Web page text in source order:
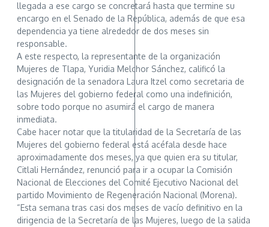
llegada a ese cargo se concretará hasta que termine su
encargo en el Senado de la República, además de que esa
dependencia ya tiene alrededor de dos meses sin
responsable.
A este respecto, la representante de la organización
Mujeres de Tlapa, Yuridia Melchor Sánchez, calificó la
designación de la senadora Laura Itzel como secretaria de
las Mujeres del gobierno federal como una indefinición,
sobre todo porque no asumirá el cargo de manera
inmediata.
Cabe hacer notar que la titularidad de la Secretaría de las
Mujeres del gobierno federal está acéfala desde hace
aproximadamente dos meses, ya que quien era su titular,
Citlali Hernández, renunció para ir a ocupar la Comisión
Nacional de Elecciones del Comité Ejecutivo Nacional del
partido Movimiento de Regeneración Nacional (Morena).
“Esta semana tras casi dos meses de vacío definitivo en la
dirigencia de la Secretaría de las Mujeres, luego de la salida